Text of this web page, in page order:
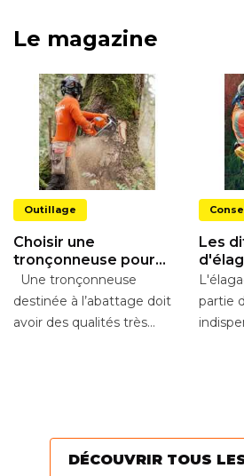
Le magazine
Outillage
Choisir une
tronçonneuse pour
l’abattage
Une tronçonneuse
destinée à l’abattage doit
avoir des qualités très
Les
partie
DÉCOUVRIR TOUS